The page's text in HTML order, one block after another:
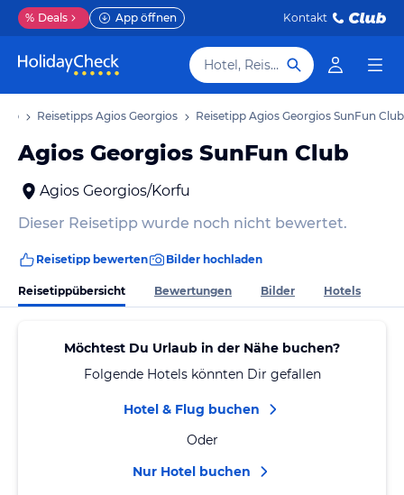
% Deals App öffnen Kontakt
Hotel, Reiseziel
Reisetipps Agios Georgios Reisetipp Agios Georgios SunFun Club
Agios Georgios SunFun Club
Agios Georgios/Korfu
Dieser Reisetipp wurde noch nicht bewertet.
Reisetipp bewerten Bilder hochladen
Reisetippübersicht Bewertungen Bilder Hotels
Möchtest Du Urlaub in der Nähe buchen?
Folgende Hotels könnten Dir gefallen
Hotel & Flug buchen
Oder
Nur Hotel buchen